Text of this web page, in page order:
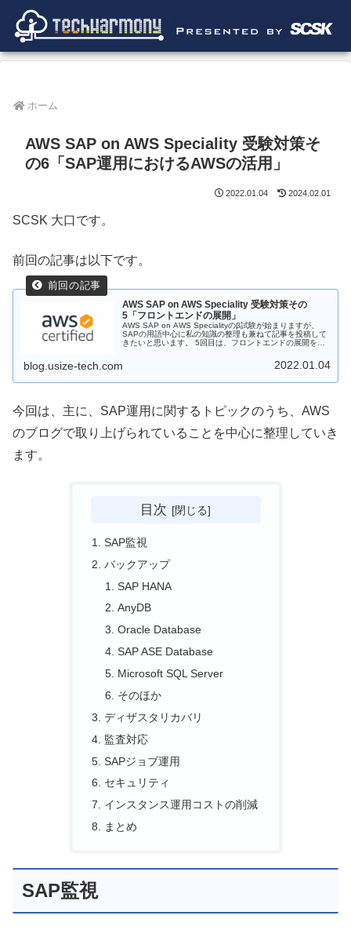
ホーム
AWS SAP on AWS Speciality 受験対策そ
の6「SAP運用におけるAWSの活用」
2022.01.04 2024.02.01
SCSK 大口です。
前回の記事は以下です。
AWS SAP on AWS Speciality 受験対策その
5「フロントエンドの展開」
AWS SAP on AWS Specialityのβ試験が始まりますが、
SAPの用語中心に私の知識の整理も兼ねて記事を投稿して
きたいと思います。 5回目は、フロントエンドの展開をご
blog.usize-tech.com 2022.01.04
今回は、主に、SAP運用に関するトピックのうち、AWS
のブログで取り上げられていることを中心に整理していき
ます。
目次
SAP監視
バックアップ
SAP HANA
AnyDB
Oracle Database
SAP ASE Database
Microsoft SQL Server
そのほか
ディザスタリカバリ
監査対応
SAPジョブ運用
セキュリティ
インスタンス運用コストの削減
まとめ
SAP監視